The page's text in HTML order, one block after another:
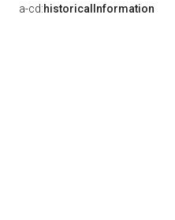
a-cd:historicalInformation